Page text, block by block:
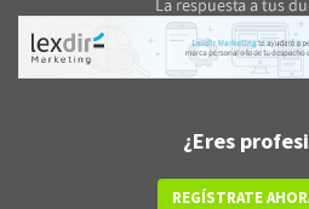
¿Eres
REGÍSTRATE